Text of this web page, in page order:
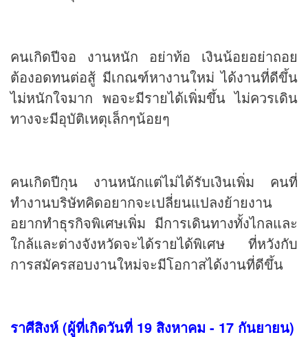
คนเกิดปีจอ งานหนัก อย่าท้อ เงินน้อยอย่าถอย
ต้องอดทนต่อสู้ มีเกณฑ์หางานใหม่ ได้งานที่ดีขึ้น
ไม่หนักใจมาก พอจะมีรายได้เพิ่มขึ้น ไม่ควรเดิน
ทางจะมีอุบัติเหตุเล็กๆน้อยๆ
คนเกิดปีกุน งานหนักแต่ไม่ได้รับเงินเพิ่ม คนที่
ทำงานบริษัทคิดอยากจะเปลี่ยนแปลงย้ายงาน
อยากทำธุรกิจพิเศษเพิ่ม มีการเดินทางทั้งไกลและ
ใกล้และต่างจังหวัดจะได้รายได้พิเศษ ที่หวังกับ
การสมัครสอบงานใหม่จะมีโอกาสได้งานที่ดีขึ้น
ราศีสิงห์ (ผู้ที่เกิดวันที่ 19 สิงหาคม - 17 กันยายน)